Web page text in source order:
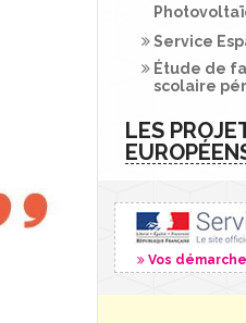
Service
Étude de
scolaire
LES
Vos